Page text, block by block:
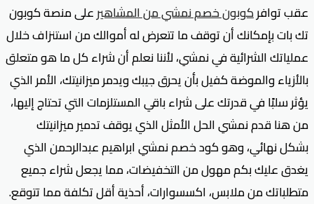
عقب توافركوبون خصم نمشي من المشاهيرعلى منصة كوبون
تك بات بإمكانك أن توقف ما تتعرض له أموالك من استنزاف خلال
عملياتك الشرائية في نمشي، لأننا نعلم أن شراء كل ما هو متعلق
بالأزياء والموضة كفيل بأن يحرق جيبك ويدمر ميزانيتك، الأمر الذي
يؤثر سلبًا في قدرتك على شراء باقي المستلزمات التي تحتاج إليها،
من هنا قدم نمشي الحل الأمثل الذي يوقف تدمير ميزانيتك
بشكل نهائي، وهو كود خصم نمشي ابراهيم عبدالرحمن الذي
يغدق عليك بكم مهول من التخفيضات، مما يجعل شراء جميع
متطلباتك من ملابس، اكسسوارات، أحذية أقل تكلفة مما تتوقع.